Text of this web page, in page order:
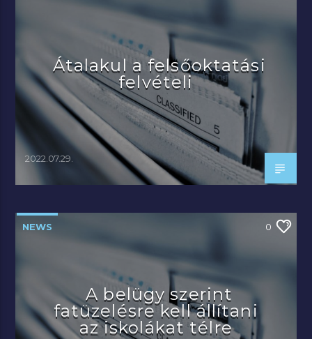
Átalakul a felsőoktatási
felvételi
2022.07.29.
NEWS 0
A belügy szerint
fatüzelésre kell állítani
az iskolákat télre